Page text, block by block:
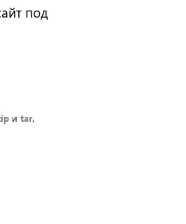
под
иtar.